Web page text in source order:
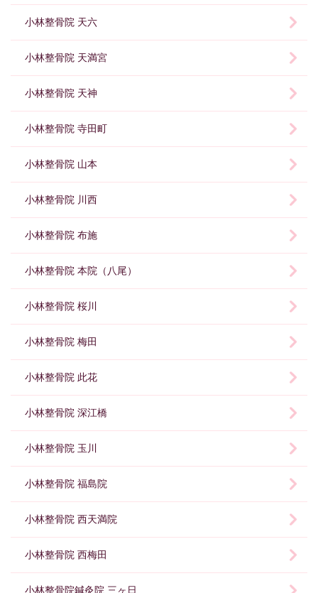
小林整骨院 天六
小林整骨院 天満宮
小林整骨院 天神
小林整骨院 寺田町
小林整骨院 山本
小林整骨院 川西
小林整骨院 布施
小林整骨院 本院（八尾）
小林整骨院 桜川
小林整骨院 梅田
小林整骨院 此花
小林整骨院 深江橋
小林整骨院 玉川
小林整骨院 福島院
小林整骨院 西天満院
小林整骨院 西梅田
小林整骨院鍼灸院 三ヶ日